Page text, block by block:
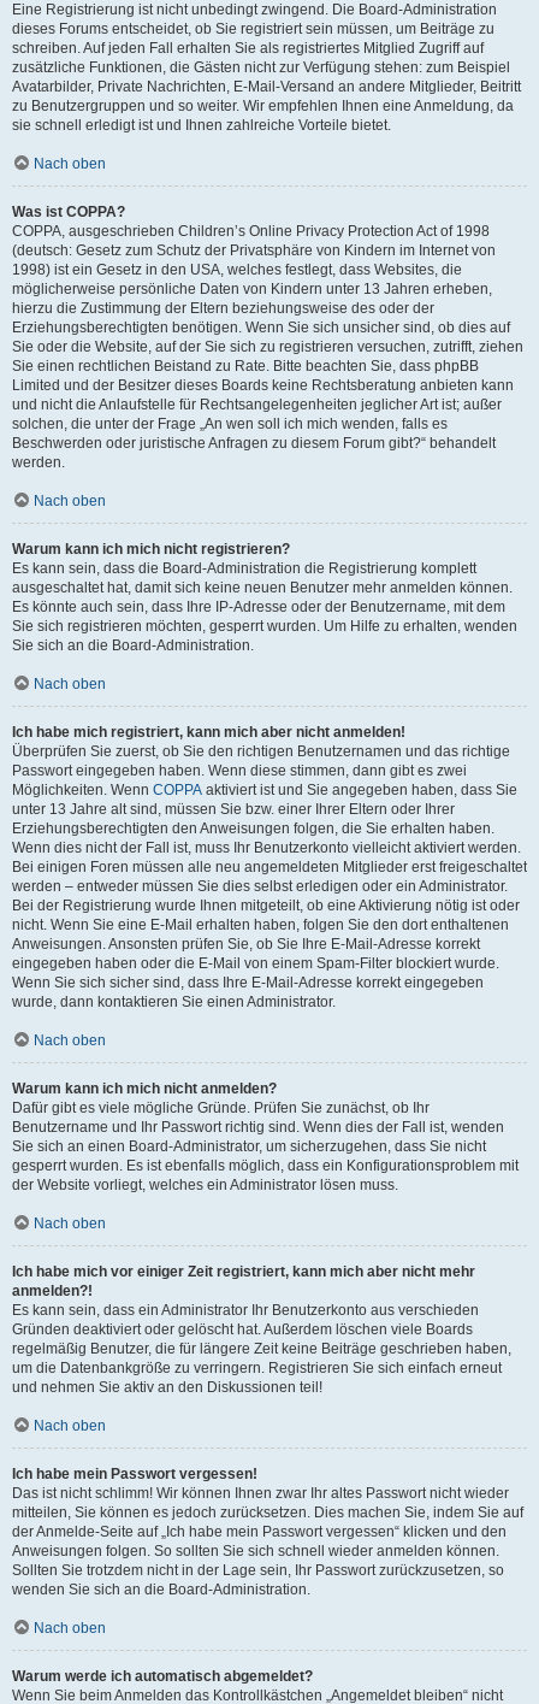
Eine Registrierung ist nicht unbedingt zwingend. Die Board-Administration
dieses Forums entscheidet, ob Sie registriert sein müssen, um Beiträge zu
schreiben. Auf jeden Fall erhalten Sie als registriertes Mitglied Zugriff auf
zusätzliche Funktionen, die Gästen nicht zur Verfügung stehen: zum Beispiel
Avatarbilder, Private Nachrichten, E-Mail-Versand an andere Mitglieder, Beitritt
zu Benutzergruppen und so weiter. Wir empfehlen Ihnen eine Anmeldung, da
sie schnell erledigt ist und Ihnen zahlreiche Vorteile bietet.
Nach oben
Was ist COPPA?
COPPA, ausgeschrieben Children’s Online Privacy Protection Act of 1998
(deutsch: Gesetz zum Schutz der Privatsphäre von Kindern im Internet von
1998) ist ein Gesetz in den USA, welches festlegt, dass Websites, die
möglicherweise persönliche Daten von Kindern unter 13 Jahren erheben,
hierzu die Zustimmung der Eltern beziehungsweise des oder der
Erziehungsberechtigten benötigen. Wenn Sie sich unsicher sind, ob dies auf
Sie oder die Website, auf der Sie sich zu registrieren versuchen, zutrifft, ziehen
Sie einen rechtlichen Beistand zu Rate. Bitte beachten Sie, dass phpBB
Limited und der Besitzer dieses Boards keine Rechtsberatung anbieten kann
und nicht die Anlaufstelle für Rechtsangelegenheiten jeglicher Art ist; außer
solchen, die unter der Frage „An wen soll ich mich wenden, falls es
Beschwerden oder juristische Anfragen zu diesem Forum gibt?“ behandelt
werden.
Nach oben
Warum kann ich mich nicht registrieren?
Es kann sein, dass die Board-Administration die Registrierung komplett
ausgeschaltet hat, damit sich keine neuen Benutzer mehr anmelden können.
Es könnte auch sein, dass Ihre IP-Adresse oder der Benutzername, mit dem
Sie sich registrieren möchten, gesperrt wurden. Um Hilfe zu erhalten, wenden
Sie sich an die Board-Administration.
Nach oben
Ich habe mich registriert, kann mich aber nicht anmelden!
Überprüfen Sie zuerst, ob Sie den richtigen Benutzernamen und das richtige
Passwort eingegeben haben. Wenn diese stimmen, dann gibt es zwei
Möglichkeiten. Wenn COPPA aktiviert ist und Sie angegeben haben, dass Sie
unter 13 Jahre alt sind, müssen Sie bzw. einer Ihrer Eltern oder Ihrer
Erziehungsberechtigten den Anweisungen folgen, die Sie erhalten haben.
Wenn dies nicht der Fall ist, muss Ihr Benutzerkonto vielleicht aktiviert werden.
Bei einigen Foren müssen alle neu angemeldeten Mitglieder erst freigeschaltet
werden – entweder müssen Sie dies selbst erledigen oder ein Administrator.
Bei der Registrierung wurde Ihnen mitgeteilt, ob eine Aktivierung nötig ist oder
nicht. Wenn Sie eine E-Mail erhalten haben, folgen Sie den dort enthaltenen
Anweisungen. Ansonsten prüfen Sie, ob Sie Ihre E-Mail-Adresse korrekt
eingegeben haben oder die E-Mail von einem Spam-Filter blockiert wurde.
Wenn Sie sich sicher sind, dass Ihre E-Mail-Adresse korrekt eingegeben
wurde, dann kontaktieren Sie einen Administrator.
Nach oben
Warum kann ich mich nicht anmelden?
Dafür gibt es viele mögliche Gründe. Prüfen Sie zunächst, ob Ihr
Benutzername und Ihr Passwort richtig sind. Wenn dies der Fall ist, wenden
Sie sich an einen Board-Administrator, um sicherzugehen, dass Sie nicht
gesperrt wurden. Es ist ebenfalls möglich, dass ein Konfigurationsproblem mit
der Website vorliegt, welches ein Administrator lösen muss.
Nach oben
Ich habe mich vor einiger Zeit registriert, kann mich aber nicht mehr
anmelden?!
Es kann sein, dass ein Administrator Ihr Benutzerkonto aus verschieden
Gründen deaktiviert oder gelöscht hat. Außerdem löschen viele Boards
regelmäßig Benutzer, die für längere Zeit keine Beiträge geschrieben haben,
um die Datenbankgröße zu verringern. Registrieren Sie sich einfach erneut
und nehmen Sie aktiv an den Diskussionen teil!
Nach oben
Ich habe mein Passwort vergessen!
Das ist nicht schlimm! Wir können Ihnen zwar Ihr altes Passwort nicht wieder
mitteilen, Sie können es jedoch zurücksetzen. Dies machen Sie, indem Sie auf
der Anmelde-Seite auf „Ich habe mein Passwort vergessen“ klicken und den
Anweisungen folgen. So sollten Sie sich schnell wieder anmelden können.
Sollten Sie trotzdem nicht in der Lage sein, Ihr Passwort zurückzusetzen, so
wenden Sie sich an die Board-Administration.
Nach oben
Warum werde ich automatisch abgemeldet?
Wenn Sie beim Anmelden das Kontrollkästchen „Angemeldet bleiben“ nicht